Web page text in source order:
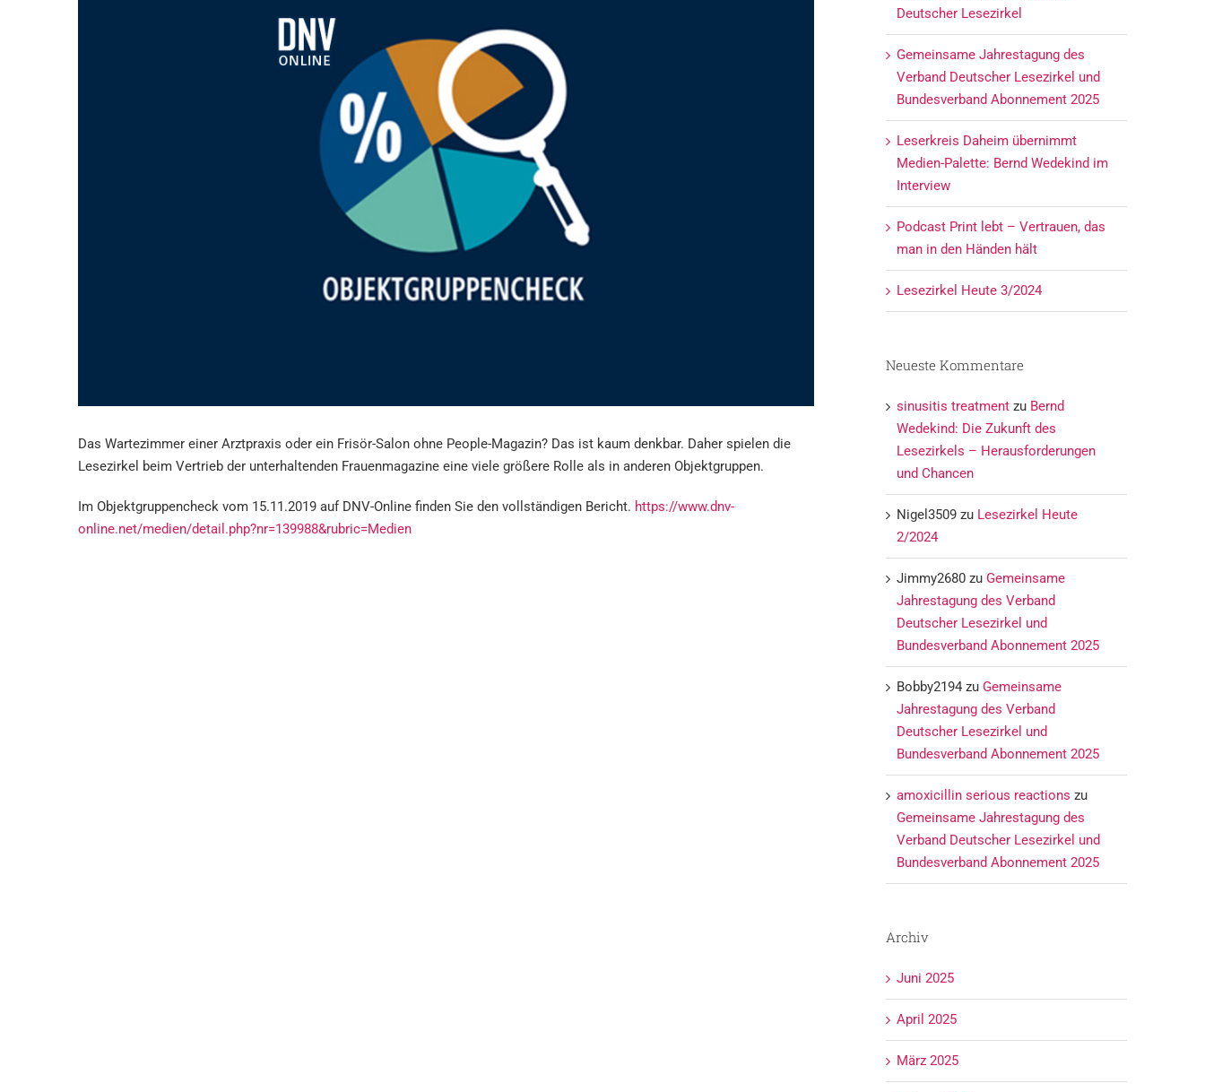
Das Wartezimmer einer Arztpraxis oder ein Frisör-Salon ohne People-Magazin? Das ist kaum denkbar. Daher spielen die
Lesezirkel beim Vertrieb der unterhaltenden Frauenmagazine eine viele größere Rolle als in anderen Objektgruppen.
Im Objektgruppencheck vom 15.11.2019 auf DNV-Online finden Sie den vollständigen Bericht. https://www.dnv-
online.net/medien/detail.php?nr=139988&rubric=Medien
Deutscher Lesezirkel
Gemeinsame Jahrestagung des
Verband Deutscher Lesezirkel und
Bundesverband Abonnement 2025
Leserkreis Daheim übernimmt
Medien-Palette: Bernd Wedekind im
Interview
Podcast Print lebt – Vertrauen, das
man in den Händen hält
Lesezirkel Heute 3/2024
Neueste Kommentare
sinusitis treatmentzu Bernd
Wedekind: Die Zukunft des
Lesezirkels – Herausforderungen
und Chancen
Nigel3509zu Lesezirkel Heute
2/2024
Jimmy2680zu Gemeinsame
Jahrestagung des Verband
Deutscher Lesezirkel und
Bundesverband Abonnement 2025
Bobby2194zu Gemeinsame
Jahrestagung des Verband
Deutscher Lesezirkel und
Bundesverband Abonnement 2025
amoxicillin serious reactions zu
Gemeinsame Jahrestagung des
Verband Deutscher Lesezirkel und
Bundesverband Abonnement 2025
Archiv
Juni 2025
April 2025
März 2025